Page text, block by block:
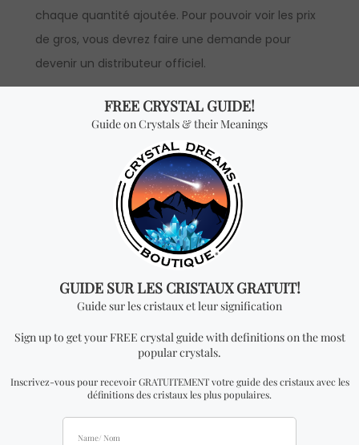
chaque quantité ajoutée. Pour pouvoir voir les prix
de gros, vous devrez faire une demande pour
devenir un distributeur officiel.
Vous cherchez quelque
chose de spécial? Jetez
un coup d'œil à nos
produits les plus
vendus!